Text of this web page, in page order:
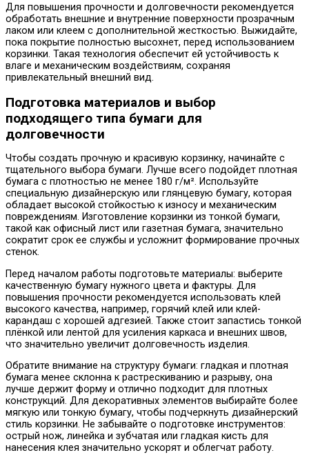
Для повышения прочности и долговечности рекомендуется
обработать внешние и внутренние поверхности прозрачным
лаком или клеем с дополнительной жесткостью. Выжидайте,
пока покрытие полностью высохнет, перед использованием
корзинки. Такая технология обеспечит ей устойчивость к
влаге и механическим воздействиям, сохраняя
привлекательный внешний вид.
Подготовка материалов и выбор
подходящего типа бумаги для
долговечности
Чтобы создать прочную и красивую корзинку, начинайте с
тщательного выбора бумаги. Лучше всего подойдет плотная
бумага с плотностью не менее 180 г/м². Используйте
специальную дизайнерскую или глянцевую бумагу, которая
обладает высокой стойкостью к износу и механическим
повреждениям. Изготовление корзинки из тонкой бумаги,
такой как офисный лист или газетная бумага, значительно
сократит срок ее службы и усложнит формирование прочных
стенок.
Перед началом работы подготовьте материалы: выберите
качественную бумагу нужного цвета и фактуры. Для
повышения прочности рекомендуется использовать клей
высокого качества, например, горячий клей или клей-
карандаш с хорошей адгезией. Также стоит запастись тонкой
плёнкой или лентой для усиления каркаса и внешних швов,
что значительно увеличит долговечность изделия.
Обратите внимание на структуру бумаги: гладкая и плотная
бумага менее склонна к растрескиванию и разрыву, она
лучше держит форму и отлично подходит для плотных
конструкций. Для декоративных элементов выбирайте более
мягкую или тонкую бумагу, чтобы подчеркнуть дизайнерский
стиль корзинки. Не забывайте о подготовке инструментов:
острый нож, линейка и зубчатая или гладкая кисть для
нанесения клея значительно ускорят и облегчат работу.